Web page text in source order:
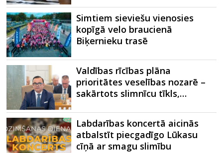
Simtiem sieviešu vienosies
kopīgā velo braucienā
Biķernieku trasē
Valdības rīcības plāna
prioritātes veselības nozarē –
sakārtots slimnīcu tīkls,…
Labdarības koncertā aicinās
atbalstīt piecgadīgo Lūkasu
cīņā ar smagu slimību